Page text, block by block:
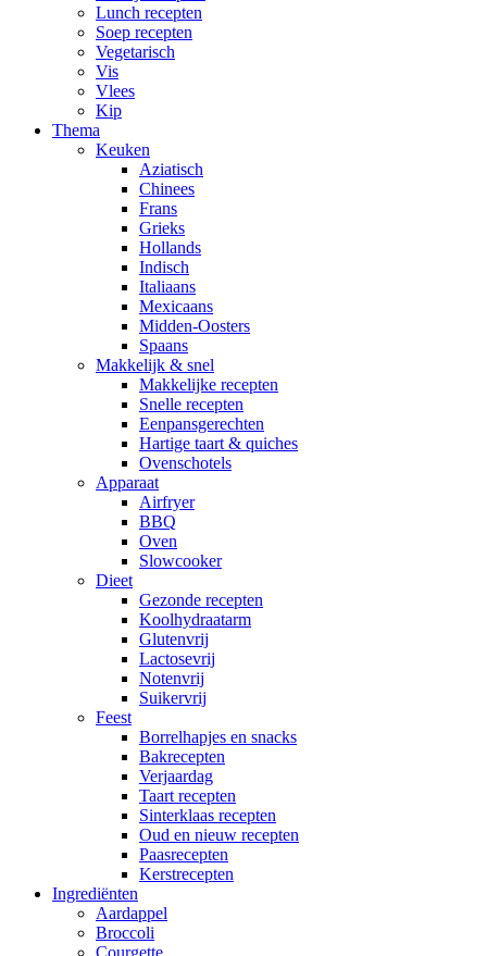
Lunch recepten
Soep recepten
Vegetarisch
Vis
Vlees
Kip
Thema
Keuken
Aziatisch
Chinees
Frans
Grieks
Hollands
Indisch
Italiaans
Mexicaans
Midden-Oosters
Spaans
Makkelijk & snel
Makkelijke recepten
Snelle recepten
Eenpansgerechten
Hartige taart & quiches
Ovenschotels
Apparaat
Airfryer
BBQ
Oven
Slowcooker
Dieet
Gezonde recepten
Koolhydraatarm
Glutenvrij
Lactosevrij
Notenvrij
Suikervrij
Feest
Borrelhapjes en snacks
Bakrecepten
Verjaardag
Taart recepten
Sinterklaas recepten
Oud en nieuw recepten
Paasrecepten
Kerstrecepten
Ingrediënten
Aardappel
Broccoli
Courgette